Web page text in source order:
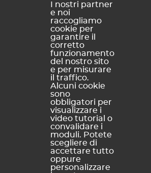
I nostri partner
e noi
raccogliamo
cookie per
garantire il
corretto
funzionamento
del nostro sito
e per misurare
il traffico.
Alcuni cookie
sono
obbligatori per
visualizzare i
video tutorial o
convalidare i
moduli. Potete
scegliere di
accettare tutto
oppure
personalizzare